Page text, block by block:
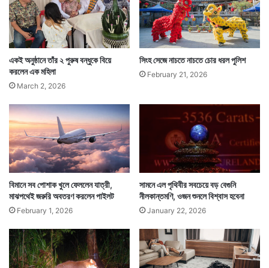
Tags Sri Lanka Thailand
একই অনুষ্ঠানে তাঁর ২ পুরুষ বন্ধুকে বিয়ে
করলেন এক মহিলা
March 2, 2026
সিংহ সেজে নাচতে নাচতে চোর ধরল পুলিশ
February 21, 2026
বিমানে সব পোশাক খুলে ফেললেন যাত্রী,
মাঝপথেই জরুরি অবতরণ করলেন পাইলট
February 1, 2026
সামনে এল পৃথিবীর সবচেয়ে বড় বেগুনি
নীলকান্তমণি, ওজন শুনলে বিশ্বাস হবেনা
January 22, 2026